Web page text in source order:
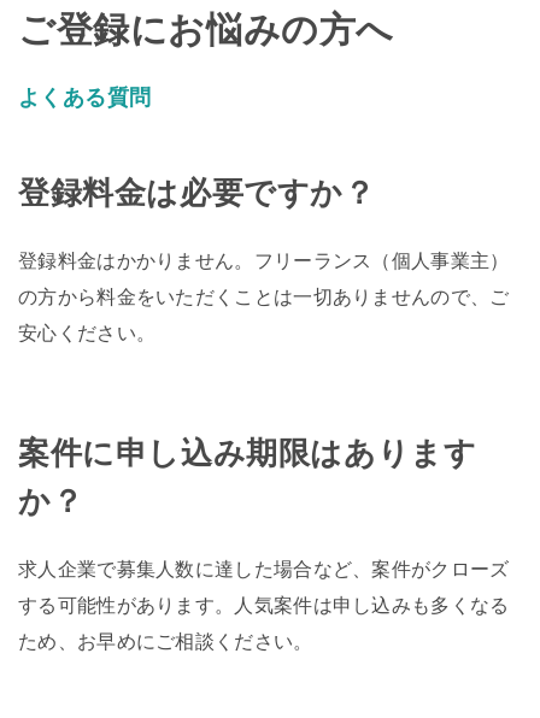
ご登録にお悩みの方へ
よくある質問
登録料金は必要ですか？
登録料金はかかりません。フリーランス（個人事業主）
の方から料金をいただくことは一切ありませんので、ご
安心ください。
案件に申し込み期限はあります
か？
求人企業で募集人数に達した場合など、案件がクローズ
する可能性があります。人気案件は申し込みも多くなる
ため、お早めにご相談ください。